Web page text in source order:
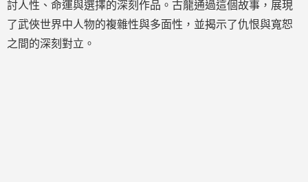
討人性、命運與選擇的深刻作品。古龍通過這個故事，展現
了武俠世界中人物的複雜性與多面性，並揭示了仇恨與寬恕
之間的深刻對立。